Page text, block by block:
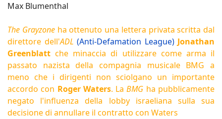
Max Blumenthal
The Grayzoneha ottenuto una lettera privata scritta dal
direttore dell'ADL (Anti-Defamation League) Jonathan
Greenblatt che minaccia di utilizzare come arma il
passato nazista della compagnia musicale BMG a
meno che i dirigenti non sciolgano un importante
accordo con Roger Waters. LaBMG ha pubblicamente
negato l'influenza della lobby israeliana sulla sua
decisione di annullare il contratto con Waters